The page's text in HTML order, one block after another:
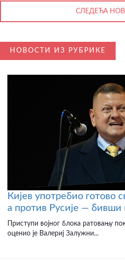
СЛЕДЕЋА
НОВОСТИ ИЗ РУБРИКЕ
Кијев употребио готово
а против Русије — бивши
Приступи војног блока ратовању
оценио је Валериј Залужни...